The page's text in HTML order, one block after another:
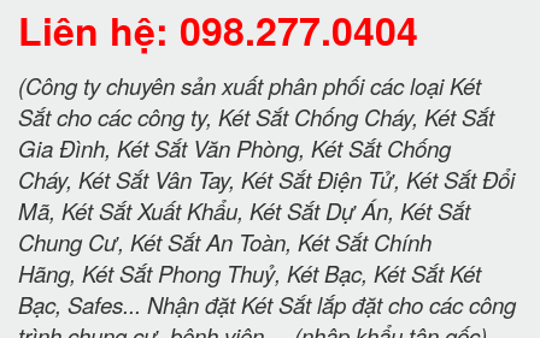
Liên hệ: 098.277.0404
(Công ty chuyên sản xuất phân phối các loại Két
Sắt cho các công ty, Két Sắt Chống Cháy, Két Sắt
Gia Đình, Két Sắt Văn Phòng, Két Sắt Chống
Cháy, Két Sắt Vân Tay, Két Sắt Điện Tử, Két Sắt Đổi
Mã, Két Sắt Xuất Khẩu, Két Sắt Dự Án, Két Sắt
Chung Cư, Két Sắt An Toàn, Két Sắt Chính
Hãng, Két Sắt Phong Thuỷ, Két Bạc, Két Sắt Két
Bạc, Safes... Nhận đặt Két Sắt lắp đặt cho các công